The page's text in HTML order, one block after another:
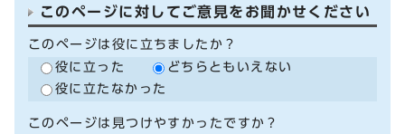
このページに対してご意見をお聞かせください
このページは役に立ちましたか？
役に立った
どちらともいえない
役に立たなかった
このページは見つけやすかったですか？